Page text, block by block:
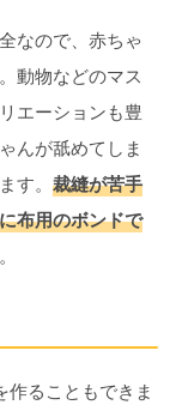
なので、赤ちゃ
動物などのマス
エーションも豊
んが舐めてしま
す。 裁縫が苦手
布用のボンドで
。
作ることもできま